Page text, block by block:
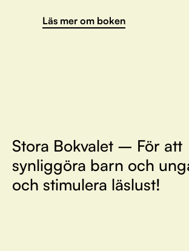
Läs mer om boken
Stora Bokvalet – För att
synliggöra barn och
och stimulera läslust!